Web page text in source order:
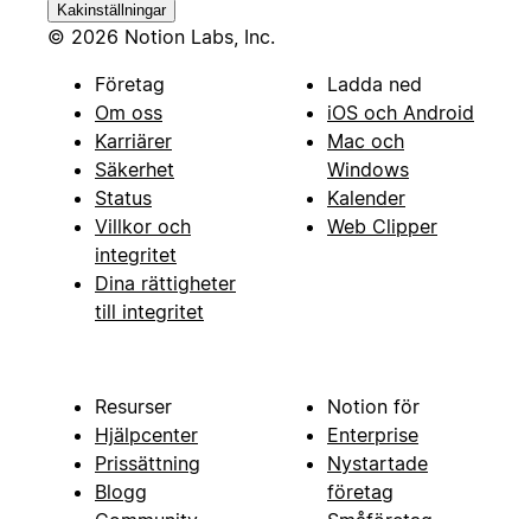
Kakinställningar
© 2026 Notion Labs, Inc.
Företag
Om oss
Karriärer
Säkerhet
Status
Villkor och
integritet
Dina rättigheter
till integritet
Ladda ned
iOS och Android
Mac och
Windows
Kalender
Web Clipper
Resurser
Hjälpcenter
Prissättning
Blogg
Notion för
Enterprise
Nystartade
företag